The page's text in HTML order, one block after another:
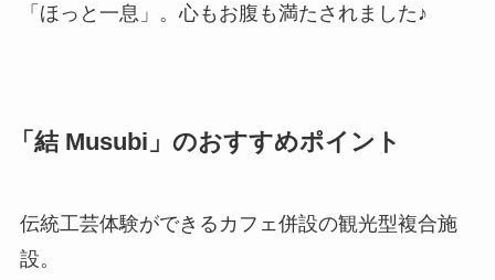
「ほっと一息」。心もお腹も満たされました♪
「結 Musubi」のおすすめポイント
伝統工芸体験ができるカフェ併設の観光型複合施
設。